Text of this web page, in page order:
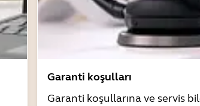
Garanti koşulları
Garanti koşullarına ve servis